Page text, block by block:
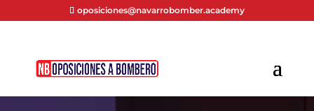
oposiciones@navarrobomber.academy